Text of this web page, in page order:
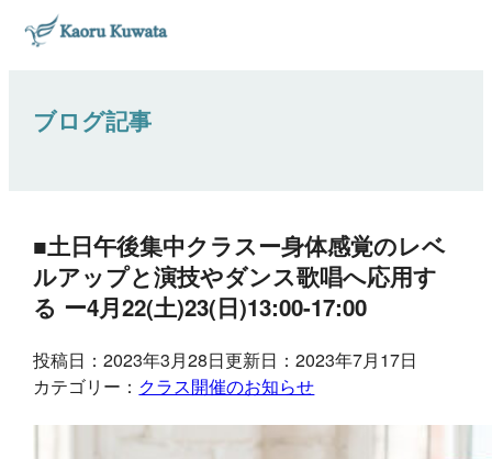
ブログ記事
■土日午後集中クラスー身体感覚のレベ
ルアップと演技やダンス歌唱へ応用す
る ー4月22(土)23(日)13:00-17:00
投稿日：2023年3月28日更新日：2023年7月17日
カテゴリー： クラス開催のお知らせ